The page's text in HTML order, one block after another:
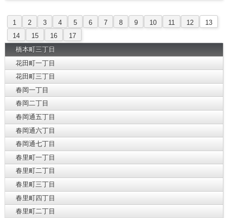
1 2 3 4 5 6 7 8 9 10 11 12
13
14
15 16
17
橋本町三丁目
花田町一丁目
花田町三丁目
春岡一丁目
春岡二丁目
春岡通五丁目
春岡通六丁目
春岡通七丁目
春里町一丁目
春里町二丁目
春里町三丁目
春里町四丁目
春里町二丁目